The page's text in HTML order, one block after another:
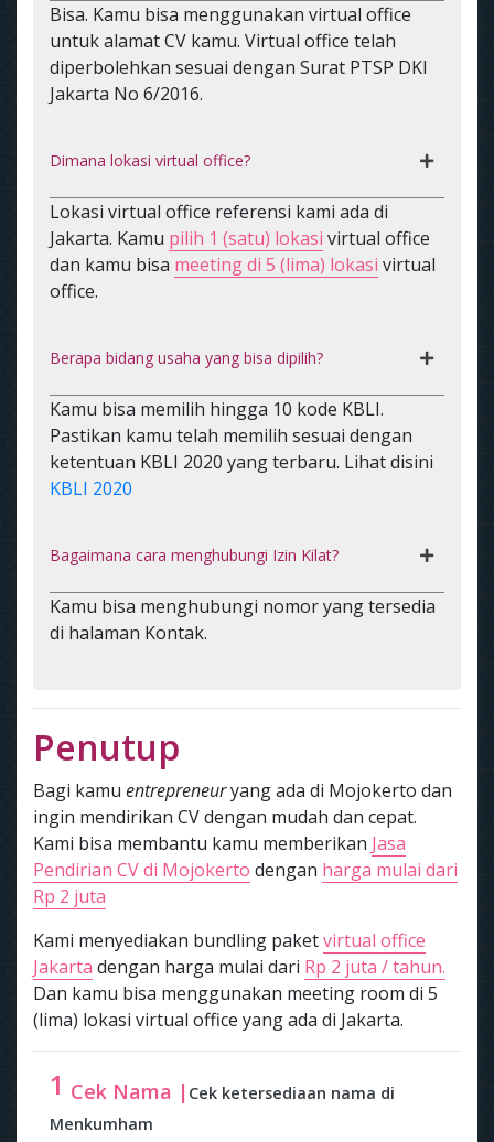
Bisa. Kamu bisa menggunakan virtual office
untuk alamat CV kamu. Virtual office telah
diperbolehkan sesuai dengan Surat PTSP DKI
Jakarta No 6/2016.
Dimana lokasi virtual office?
Lokasi virtual office referensi kami ada di
Jakarta. Kamu pilih 1 (satu) lokasi virtual office
dan kamu bisa meeting di 5 (lima) lokasi virtual
office.
Berapa bidang usaha yang bisa dipilih?
Kamu bisa memilih hingga 10 kode KBLI.
Pastikan kamu telah memilih sesuai dengan
ketentuan KBLI 2020 yang terbaru. Lihat disini
KBLI 2020
Bagaimana cara menghubungi Izin Kilat?
Kamu bisa menghubungi nomor yang tersedia
di halaman Kontak.
Penutup
Bagi kamu entrepreneuryang ada di Mojokerto dan
ingin mendirikan CV dengan mudah dan cepat.
Kami bisa membantu kamu memberikan Jasa
Pendirian CV di Mojokerto dengan harga mulai dari
Rp 2 juta
Kami menyediakan bundling paketvirtual office
Jakarta dengan harga mulai dari Rp 2 juta / tahun.
Dan kamu bisa menggunakan meeting room di 5
(lima) lokasi virtual office yang ada di Jakarta.
1 Cek Nama | Cek ketersediaan nama di
Menkumham